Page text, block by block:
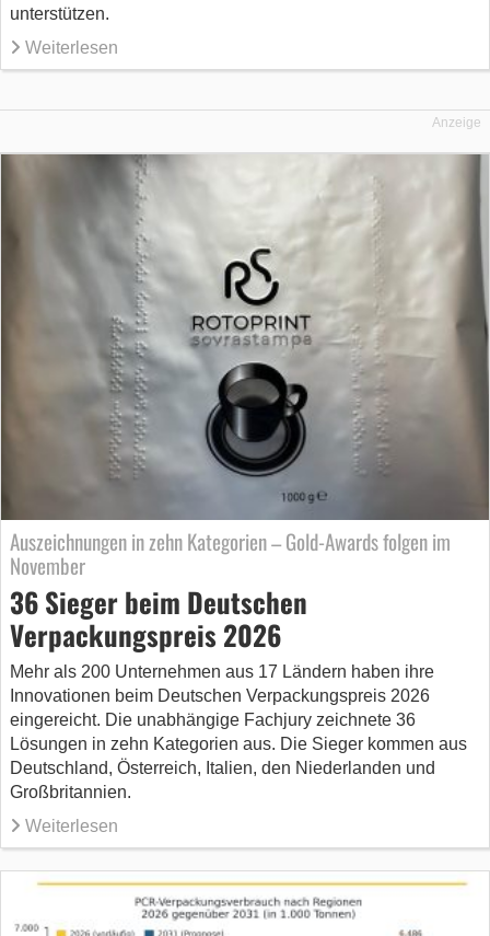
unterstützen.
Weiterlesen
Anzeige
Auszeichnungen in zehn Kategorien – Gold-Awards folgen im
November
36 Sieger beim Deutschen
Verpackungspreis 2026
Mehr als 200 Unternehmen aus 17 Ländern haben ihre
Innovationen beim Deutschen Verpackungspreis 2026
eingereicht. Die unabhängige Fachjury zeichnete 36
Lösungen in zehn Kategorien aus. Die Sieger kommen aus
Deutschland, Österreich, Italien, den Niederlanden und
Großbritannien.
Weiterlesen